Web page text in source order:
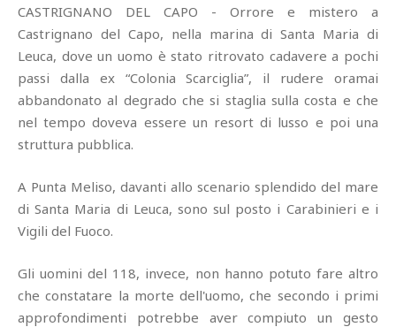
CASTRIGNANO DEL CAPO - Orrore e mistero a
Castrignano del Capo, nella marina di Santa Maria di
Leuca, dove un uomo è stato ritrovato cadavere a pochi
passi dalla ex “Colonia Scarciglia”, il rudere oramai
abbandonato al degrado che si staglia sulla costa e che
nel tempo doveva essere un resort di lusso e poi una
struttura pubblica.
A Punta Meliso, davanti allo scenario splendido del mare
di Santa Maria di Leuca, sono sul posto i Carabinieri e i
Vigili del Fuoco.
Gli uomini del 118, invece, non hanno potuto fare altro
che constatare la morte dell'uomo, che secondo i primi
approfondimenti potrebbe aver compiuto un gesto